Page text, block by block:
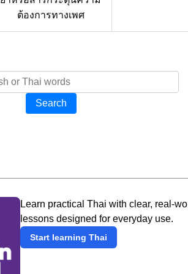
ต้องการทางเพศ
Search
Learn practical Thai with clear, real-
lessons designed for everyday use.
Start learning Thai